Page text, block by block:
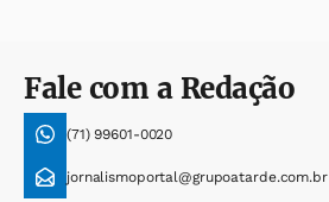
Fale com a Redação
(71) 99601-0020
jornalismoportal@grupoatarde.com.br